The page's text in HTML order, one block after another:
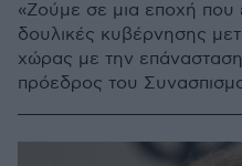
«Ζούμε σε μια εποχή που
δουλικές κυβέρνησης
χώρας με την
πρόεδρος του